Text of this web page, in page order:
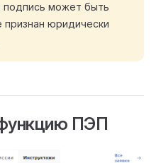
подпись может быть
юридически
ПЭП